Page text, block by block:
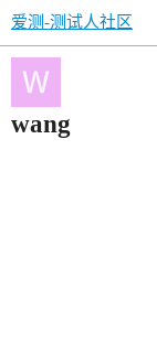
爱测-测试人社区
wang